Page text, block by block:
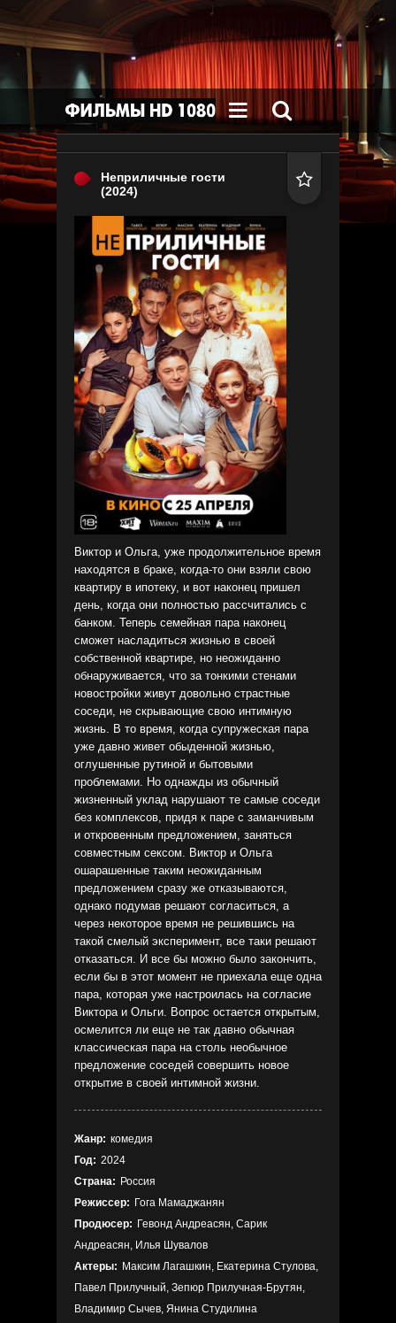
 
Неприличные гости
(2024)

Виктор и Ольга, уже продолжительное время
находятся в браке, когда-то они взяли свою
квартиру в ипотеку, и вот наконец пришел
день, когда они полностью рассчитались с
банком. Теперь семейная пара наконец
сможет насладиться жизнью в своей
собственной квартире, но неожиданно
обнаруживается, что за тонкими стенами
новостройки живут довольно страстные
соседи, не скрывающие свою интимную
жизнь. В то время, когда супружеская пара
уже давно живет обыденной жизнью,
оглушенные рутиной и бытовыми
проблемами. Но однажды из обычный
жизненный уклад нарушают те самые соседи
без комплексов, придя к паре с заманчивым
и откровенным предложением, заняться
совместным сексом. Виктор и Ольга
ошарашенные таким неожиданным
предложением сразу же отказываются,
однако подумав решают согласиться, а
через некоторое время не решившись на
такой смелый эксперимент, все таки решают
отказаться. И все бы можно было закончить,
если бы в этот момент не приехала еще одна
пара, которая уже настроилась на согласие
Виктора и Ольги. Вопрос остается открытым,
осмелится ли еще не так давно обычная
классическая пара на столь необычное
предложение соседей совершить новое
открытие в своей интимной жизни.
Жанр: комедия
Год: 2024
Страна: Россия
Режиссер: Гога Мамаджанян
Продюсер: Гевонд Андреасян, Сарик
Андреасян, Илья Шувалов
Актеры: Максим Лагашкин, Екатерина Стулова,
Павел Прилучный, Зепюр Прилучная-Брутян,
Владимир Сычев, Янина Студилина